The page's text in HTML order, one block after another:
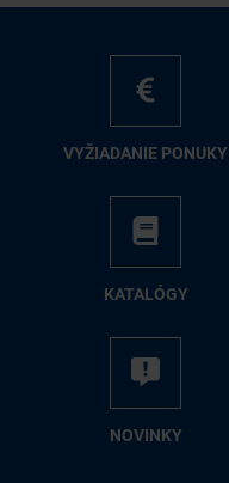
VY­ŽIA­DA­NIE PO­NU­KY
KA­TA­LÓ­GY
NO­VIN­KY